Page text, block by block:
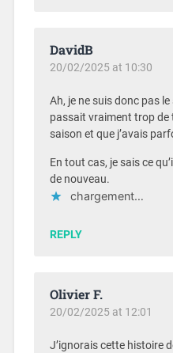
DavidB
20/02/2025 at 10:30
Ah, je ne suis donc pas le
passait vraiment trop de
saison et que j’avais
En tout cas, je sais ce
de nouveau.
chargement…
REPLY
Olivier F.
20/02/2025 at 12:01
J’ignorais cette histoire